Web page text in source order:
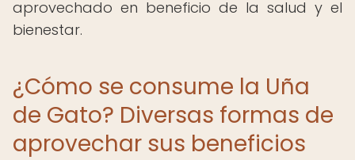
aprovechado en beneficio de la salud y el
bienestar.
¿Cómo se consume la Uña
de Gato? Diversas formas de
aprovechar sus beneficios